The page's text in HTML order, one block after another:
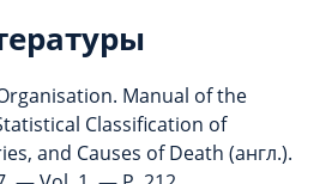
Manual of the
Classification of
and Causes of Death (англ.).